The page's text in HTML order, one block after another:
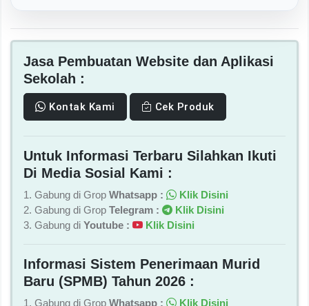
Jasa Pembuatan Website dan Aplikasi
Sekolah :
Kontak Kami Cek Produk
Untuk Informasi Terbaru Silahkan Ikuti
Di Media Sosial Kami :
1. Gabung di Grop Whatsapp :
Klik Disini
2. Gabung di Grop Telegram :
Klik Disini
3. Gabung di Youtube : Klik Disini
Informasi Sistem Penerimaan Murid
Baru (SPMB) Tahun 2026 :
1. Gabung di Grop Whatsapp :
Klik Disini